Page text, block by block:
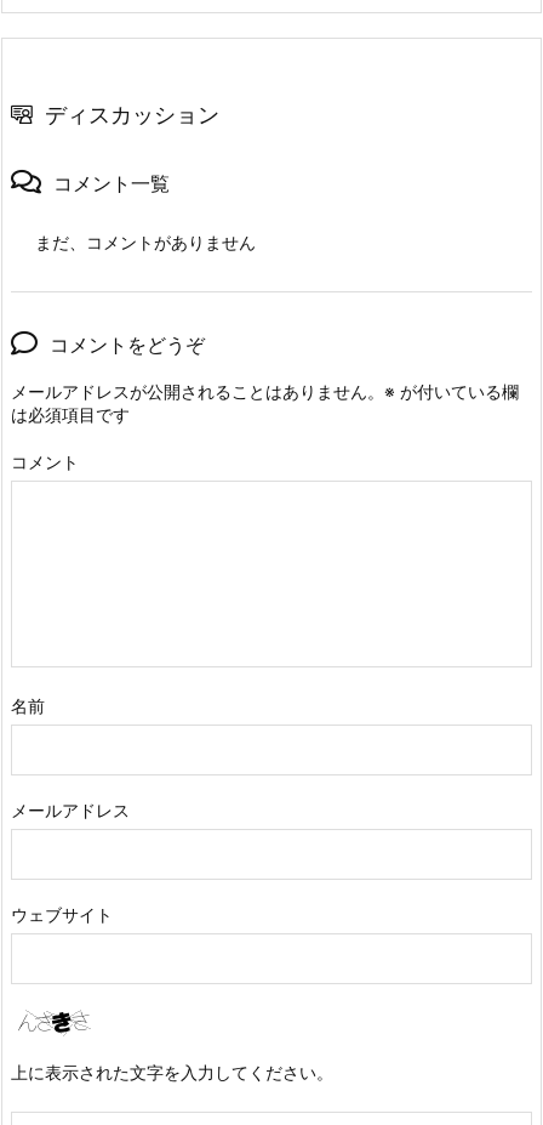
ディスカッション
コメント一覧
まだ、コメントがありません
コメントをどうぞ
メールアドレスが公開されることはありません。 ※ が付いている欄
は必須項目です
コメント
名前
メールアドレス
ウェブサイト
上に表示された文字を入力してください。